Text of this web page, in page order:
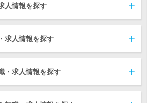
人情報を探す
求人情報を探す
・求人情報を探す